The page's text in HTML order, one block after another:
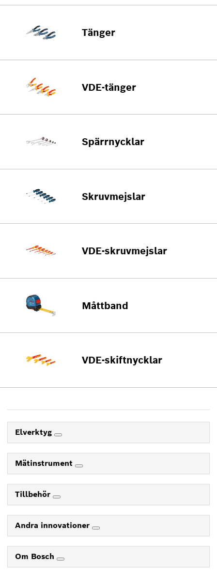
Tänger
VDE-tänger
Spärrnycklar
Skruvmejslar
VDE-skruvmejslar
Måttband
VDE-skiftnycklar
Elverktyg
Mätinstrument
Tillbehör
Andra innovationer
Om Bosch